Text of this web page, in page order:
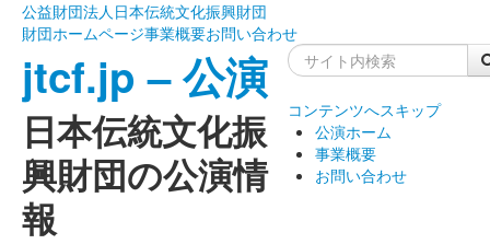
公益財団法人日本伝統文化振興財団
財団ホームページ事業概要お問い合わせ
jtcf.jp – 公演
日本伝統文化振
興財団の公演情
報
コンテンツへスキップ
公演ホーム
事業概要
お問い合わせ